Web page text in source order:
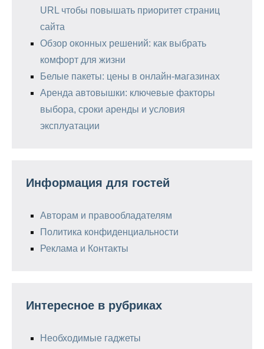
URL чтобы повышать приоритет страниц
сайта
Обзор оконных решений: как выбрать
комфорт для жизни
Белые пакеты: цены в онлайн-магазинах
Аренда автовышки: ключевые факторы
выбора, сроки аренды и условия
эксплуатации
Информация для гостей
Авторам и правообладателям
Политика конфиденциальности
Реклама и Контакты
Интересное в рубриках
Необходимые гаджеты